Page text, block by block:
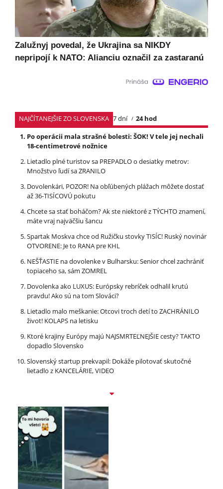
Zalužnyj povedal, že Ukrajina sa NIKDY
nepripojí k NATO: Alianciu označil za zastaranú
NAJČÍTANEJŠIE ZO SLOVENSKA 7 dní
24 hod
Po operácii mala strašné bolesti: ŠOK! V tele jej nechali
18-centimetrové nožnice
Lietadlo plné turistov sa PREPADLO o desiatky metrov:
Množstvo ľudí sa ZRANILO
Dovolenkári, POZOR! Na obľúbených plážach môžete dostať
až 36-TISÍCOVÚ pokutu
Chcete sa stať boháčom? Ak ste niektoré z TÝCHTO znamení,
máte vraj najväčšiu šancu
Spartak Moskva chce od Ružičku stovky TISÍC! Ruský novinár
OTVORENE: Je to RANA pre KHL
NEŠŤASTIE na dovolenke v Bulharsku: Senior chcel zachrániť
topiaceho sa, sám ZOMREL
Dovolenka ako LUXUS: Európsky rebríček odhalil krutú
pravdu! Ako sú na tom Slováci?
Lietadlo malo meškanie: Otcovi troch detí to ZACHRÁNILO
život! KOLAPS na letisku
Ktoré krajiny Európy majú NAJSMRTEĽNEJŠIE cesty? TAKTO
dopadlo Slovensko
Slovenský startup prekvapil: Dokáže pilotovať skutočné
lietadlo z KANCELÁRIE, VIDEO